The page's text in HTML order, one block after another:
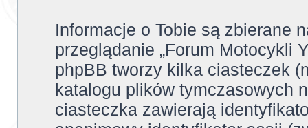
Informacje o Tobie są zbierane
przeglądanie „Forum Motocykli
phpBB tworzy kilka ciasteczek
katalogu plików tymczasowych
ciasteczka zawierają